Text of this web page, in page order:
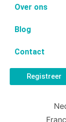
Over ons
Blog
Contact
Registreer